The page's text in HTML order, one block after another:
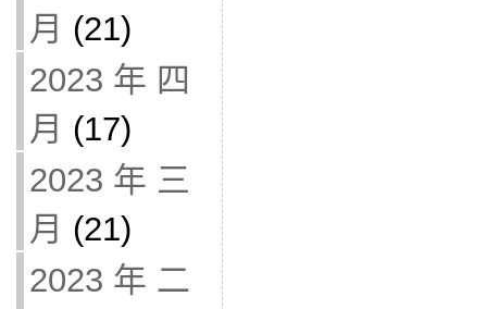
月 (21)
2023 年 四
月 (17)
2023 年 三
月 (21)
2023 年 二